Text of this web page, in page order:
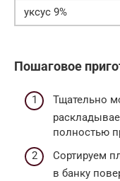
уксус 9%
Пошаговое
Тщательно
полностью
Сортируем
в банку